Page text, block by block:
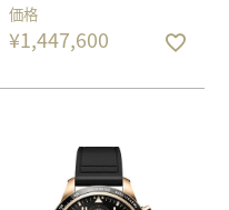
価格
¥1,447,600